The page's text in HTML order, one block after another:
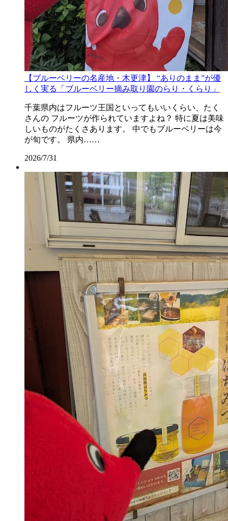
【ブルーベリーの名産地・木更津】 “ありのまま”が優
しく実る「ブルーベリー摘み取り園のらり・くらり」
千葉県内はフルーツ王国といってもいいくらい、たく
さんの フルーツが作られていますよね？ 特に夏は美味
しいものがたくさあります。 中でもブルーベリーは今
が旬です。 県内……
2026/7/31